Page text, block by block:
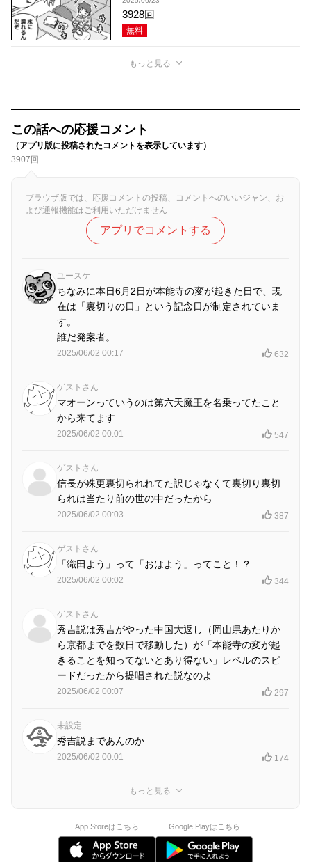
3928回
無料
もっと見る
この話への応援コメント
（アプリ版に投稿されたコメントを表示しています）
3907回
ブラウザ版では、応援コメントの投稿、コメントへのいいジャン、お
よび通報機能はご利用いただけません
アプリでコメントする
ユースケ
ちなみに本日6月2日が本能寺の変が起きた日で、現
在は「裏切りの日」という記念日が制定されていま
す。
誰だ発案者。
2025/06/02 00:17 632
ゲストさん
マオーンっていうのは第六天魔王を名乗ってたこと
から来てます
2025/06/02 00:01 547
ゲストさん
信長が殊更裏切られれてた訳じゃなくて裏切り裏切
られは当たり前の世の中だったから
2025/06/02 00:03 387
ゲストさん
「織田よう」って「おはよう」ってこと！？
2025/06/02 00:02 344
ゲストさん
秀吉説は秀吉がやった中国大返し（岡山県あたりか
ら京都までを数日で移動した）が「本能寺の変が起
きることを知ってないとあり得ない」レベルのスピ
ードだったから提唱された説なのよ
2025/06/02 00:07 297
未設定
秀吉説まであんのか
2025/06/02 00:01 174
もっと見る
App Storeはこちら Google Playはこちら